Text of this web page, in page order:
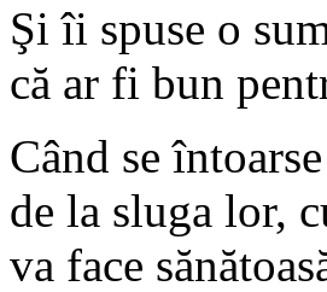
Şi îi spuse o
că ar fi bun
Când se
de la sluga lor,
va face